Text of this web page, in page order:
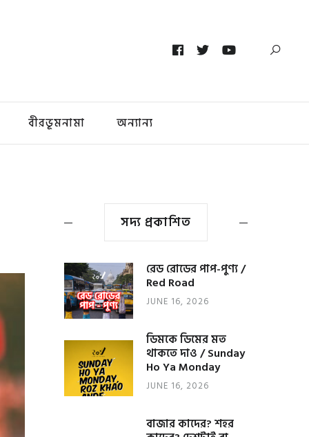
বীরভূমনামা অন্যান্য
সদ্য প্রকাশিত
রেড রোডের পাপ-পুণ্য /
Red Road
JUNE 16, 2026
ডিমকে ডিমের মত
থাকতে দাও / Sunday
Ho Ya Monday
JUNE 16, 2026
বাজার কাদের? শহর